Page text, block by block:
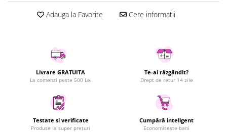
Scule electrice si unelte
Silicon, spume si solutii tehnice
Sisteme Incalzire
Uscatoare rufe
Utilaje si materiale de constructii
Laptop, Tablete & Telefoane
Adauga la Favorite Cere informatii
Livrare GRATUITA
La comenzi peste 500 Lei
Te-ai răzgândit?
Drept de retur 14 zile
Testate si verificate
Produse la super prețuri
Cumpără inteligent
Economisește bani